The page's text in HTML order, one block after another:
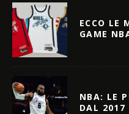
ECCO LE
GAME
NBA: LE
DAL 2017